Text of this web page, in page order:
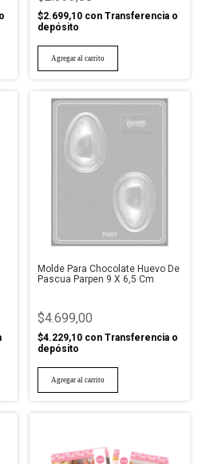
$2.699,10 con Transferencia o
depósito
Molde Para Chocolate Huevo De
Pascua Parpen 9 X 6,5 Cm
$4.699,00
$4.229,10 con Transferencia o
depósito